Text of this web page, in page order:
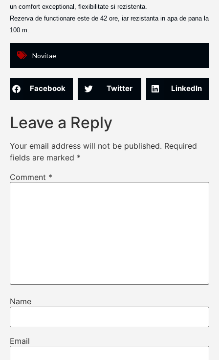
un comfort exceptional, flexibilitate si rezistenta.
Rezerva de functionare este de 42 ore, iar rezistanta in apa de pana la
100 m.
Novitae
Facebook Twitter LinkedIn
Leave a Reply
Your email address will not be published. Required
fields are marked *
Comment *
Name
Email